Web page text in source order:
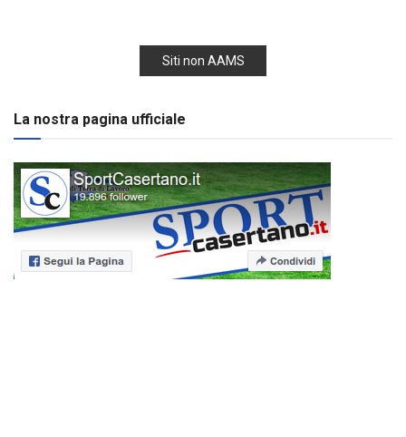
Siti non AAMS
La nostra pagina ufficiale